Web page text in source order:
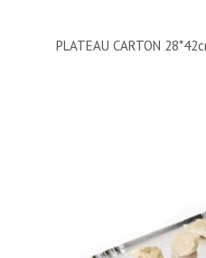
PLATEAU CARTON